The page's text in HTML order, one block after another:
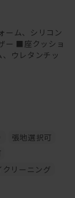
ーム、シリコン
ー ■座クッショ
ウレタンチッ
張地選択可
クリーニング